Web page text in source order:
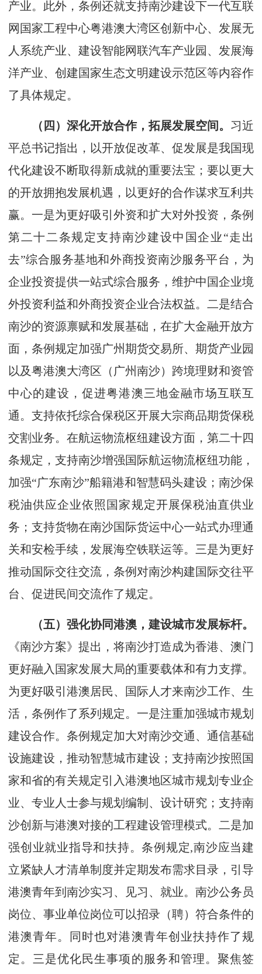
产业。此外，条例还就支持南沙建设下一代互联
网国家工程中心粤港澳大湾区创新中心、发展无
人系统产业、建设智能网联汽车产业园、发展海
洋产业、创建国家生态文明建设示范区等内容作
了具体规定。
（四）深化开放合作，拓展发展空间。 习近
平总书记指出，以开放促改革、促发展是我国现
代化建设不断取得新成就的重要法宝；要以更大
的开放拥抱发展机遇，以更好的合作谋求互利共
赢。一是为更好吸引外资和扩大对外投资，条例
第二十二条规定支持南沙建设中国企业“走出
去”综合服务基地和外商投资南沙服务平台，为
企业投资提供一站式综合服务，维护中国企业境
外投资利益和外商投资企业合法权益。二是结合
南沙的资源禀赋和发展基础，在扩大金融开放方
面，条例规定加强广州期货交易所、期货产业园
以及粤港澳大湾区（广州南沙）跨境理财和资管
中心的建设，促进粤港澳三地金融市场互联互
通。支持依托综合保税区开展大宗商品期货保税
交割业务。在航运物流枢纽建设方面，第二十四
条规定，支持南沙增强国际航运物流枢纽功能，
加强“广东南沙”船籍港和智慧码头建设；南沙保
税油供应企业依照国家规定开展保税油直供业
务；支持货物在南沙国际货运中心一站式办理通
关和安检手续，发展海空铁联运等。三是为更好
推动国际交往交流，条例对南沙构建国际交往平
台、促进民间交流作了规定。
（五）强化协同港澳，建设城市发展标杆。
《南沙方案》提出，将南沙打造成为香港、澳门
更好融入国家发展大局的重要载体和有力支撑。
为更好吸引港澳居民、国际人才来南沙工作、生
活，条例作了系列规定。一是注重加强城市规划
建设合作。条例规定加大对南沙交通、通信基础
设施建设，推动智慧城市建设；支持南沙按照国
家和省的有关规定引入港澳地区城市规划专业企
业、专业人士参与规划编制、设计研究；支持南
沙创新与港澳对接的工程建设管理模式。二是加
强创业就业指导和扶持。条例规定,南沙应当建
立紧缺人才清单制度并定期发布需求目录，引导
港澳青年到南沙实习、见习、就业。南沙公务员
岗位、事业单位岗位可以招录（聘）符合条件的
港澳青年。同时也对港澳青年创业扶持作了规
定。三是优化民生事项的服务和管理。聚焦签